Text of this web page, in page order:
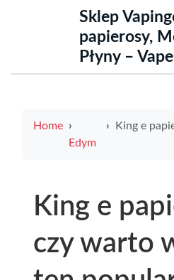
Sklep
papierosy,
Płyny –
Home
Edym
King e papierosy czy warto
King e
czy warto